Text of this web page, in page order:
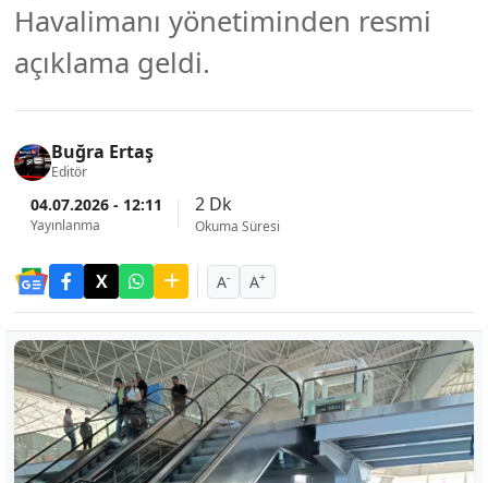
Havalimanı yönetiminden resmi
açıklama geldi.
Buğra Ertaş
Editör
04.07.2026 - 12:11
Yayınlanma
2 Dk
Okuma Süresi
A- A+